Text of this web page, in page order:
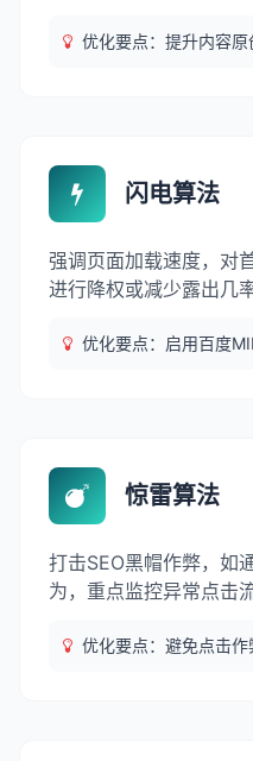
优化要点：提升内容
闪电算法
强调页面加载速度，对
进行降权或减少露出几率
优化要点：启用百度
惊雷算法
打击SEO黑帽作弊，如
为，重点监控异常点击
优化要点：避免点击